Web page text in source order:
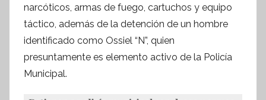
n
t
e
s
narcóticos, armas de fuego, cartuchos y equipo
táctico, además de la detención de un hombre
identificado como Ossiel “N”, quien
presuntamente es elemento activo de la Policía
Municipal.